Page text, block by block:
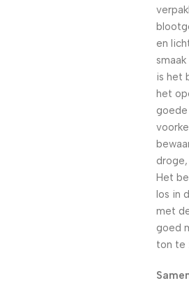
en
is het
het
Het
los in
met
goed
ton te